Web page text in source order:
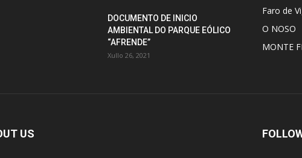
DOCUMENTO DE INICIO
AMBIENTAL DO PARQUE EÓLICO
“AFRENDE”
Xullo 26, 2021
Faro de
O NOSO
MONTE
US